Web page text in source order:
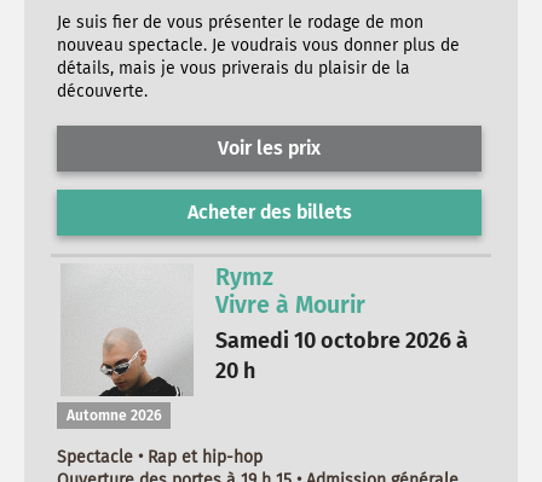
Je suis fier de vous présenter le rodage de mon
nouveau spectacle. Je voudrais vous donner plus de
détails, mais je vous priverais du plaisir de la
découverte.
Voir les prix
Acheter des billets
Rymz
Vivre à Mourir
Samedi 10 octobre 2026 à
20 h
Automne 2026
Spectacle • Rap et hip-hop